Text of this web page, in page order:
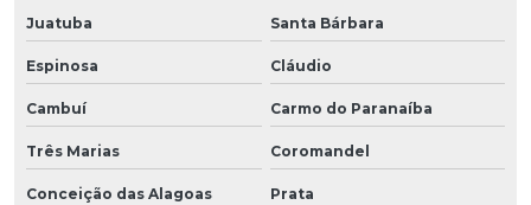
Juatuba Santa Bárbara
Espinosa Cláudio
Cambuí Carmo do Paranaíba
Três Marias Coromandel
Conceição das Alagoas Prata